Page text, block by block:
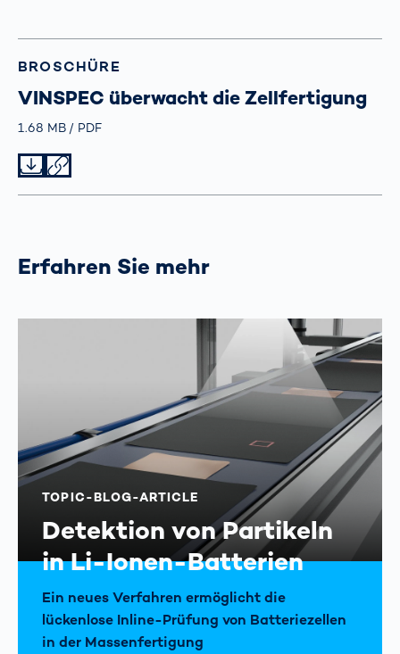
BROSCHÜRE
VINSPEC überwacht die Zellfertigung
Größe
1.68 MB TypPDF
Erfahren Sie mehr
TOPIC-BLOG-ARTICLE
Detektion von Partikeln
in Li-Ionen-Batterien
Ein neues Verfahren ermöglicht die
lückenlose Inline-Prüfung von Batteriezellen
in der Massenfertigung